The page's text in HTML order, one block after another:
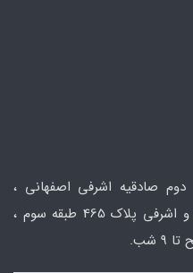
صادقیه اشرفی اصفهانی ،
ابتدای جلال آل احمد ، نبش جلال و اشرفی پلاک 465 طبقه سوم ،